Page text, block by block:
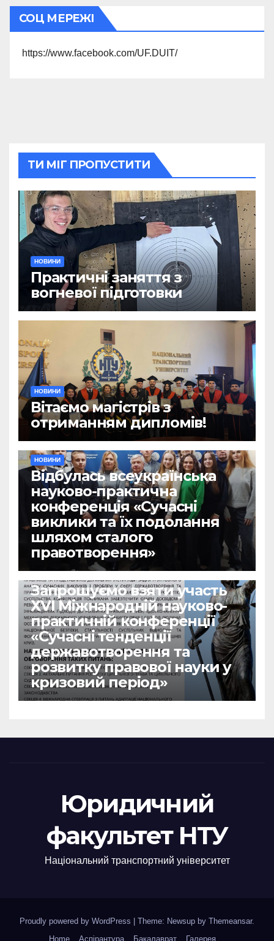
СОЦ МЕРЕЖІ
https://www.facebook.com/UF.DUIT/
ТИ МІГ ПРОПУСТИТИ
НОВИНИ
Практичні заняття з
вогневої підготовки
НОВИНИ
Вітаємо магістрів з
отриманням дипломів!
НОВИНИ
Відбулась всеукраїнська
науково-практична
конференція «Сучасні
виклики та їх подолання
шляхом сталого
правотворення»
Запрошуємо взяти участь
ХVІ Міжнародній науково-
практичній конференції
«Сучасні тенденції
державотворення та
розвитку правової науки у
кризовий період»
Юридичний
факультет НТУ
Національний транспортний університет
Proudly powered by WordPress Theme: Newsup by Themeansar.
Home
Аспірантура Бакалаврат Галерея